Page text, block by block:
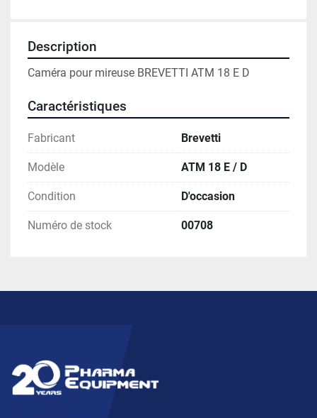
Description
Caméra pour mireuse BREVETTI ATM 18 E D
Caractéristiques
Fabricant Brevetti
Modèle ATM 18 E / D
Condition D'occasion
Numéro de stock 00708